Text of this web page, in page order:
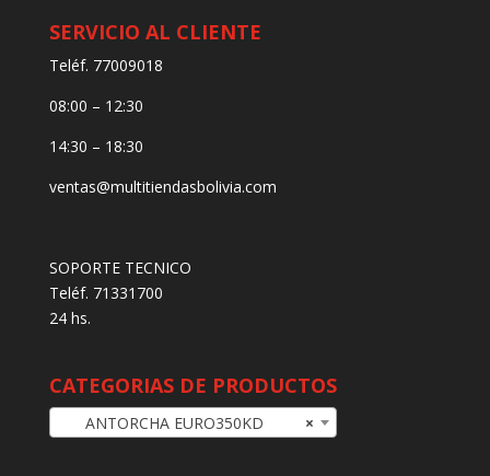
SERVICIO AL CLIENTE
Teléf. 77009018
08:00 – 12:30
14:30 – 18:30
ventas@multitiendasbolivia.com
SOPORTE TECNICO
Teléf. 71331700
24 hs.
CATEGORIAS DE PRODUCTOS
×
ANTORCHA EURO350KD